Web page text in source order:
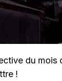
du
!